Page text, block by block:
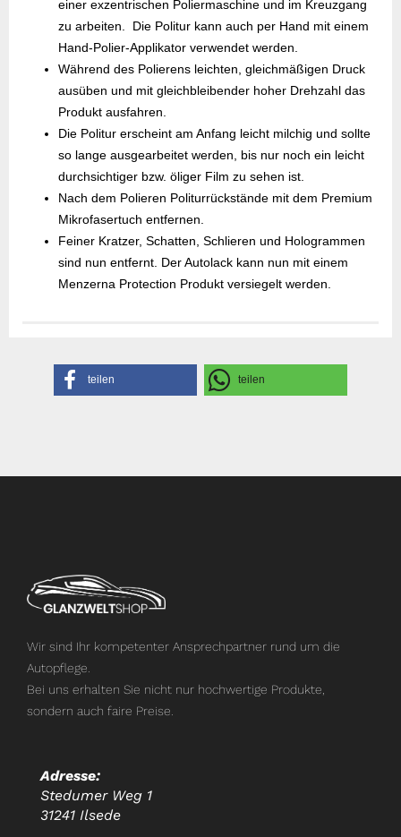
einer exzentrischen Poliermaschine und im Kreuzgang
zu arbeiten. Die Politur kann auch per Hand mit einem
Hand-Polier-Applikator verwendet werden.
Während des Polierens leichten, gleichmäßigen Druck
ausüben und mit gleichbleibender hoher Drehzahl das
Produkt ausfahren.
Die Politur erscheint am Anfang leicht milchig und sollte
so lange ausgearbeitet werden, bis nur noch ein leicht
durchsichtiger bzw. öliger Film zu sehen ist.
Nach dem Polieren Politurrückstände mit dem Premium
Mikrofasertuch entfernen.
Feiner Kratzer, Schatten, Schlieren und Hologrammen
sind nun entfernt. Der Autolack kann nun mit einem
Menzerna Protection Produkt versiegelt werden.
teilen teilen
Wir sind Ihr kompetenter Ansprechpartner rund um die
Autopflege.
Bei uns erhalten Sie nicht nur hochwertige Produkte,
sondern auch faire Preise.
Adresse:
Stedumer Weg 1
31241 Ilsede